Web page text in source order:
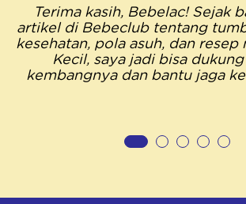
Terima kasih, Bebelac! Sejak
artikel di Bebeclub tentang
kesehatan, pola asuh, dan resep
Kecil, saya jadi bisa
kembangnya dan bantu jaga